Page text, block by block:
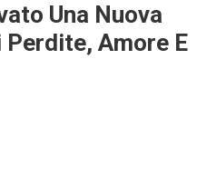
Una Nuova
Perdite, Amore E